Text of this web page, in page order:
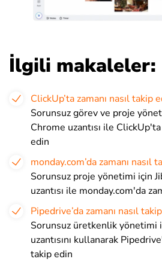
İlgili makaleler:
ClickUp’ta zamanı nasıl takip
Sorunsuz görev ve proje
Chrome uzantısı ile
edin
monday.com’da zamanı nasıl
Sorunsuz proje yönetimi için
uzantısı ile monday.com'da
Pipedrive’da zamanı nasıl
Sorunsuz üretkenlik yönetimi
uzantısını kullanarak
takip edin